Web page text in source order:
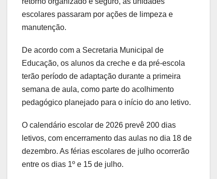
escolares passaram por ações de limpeza e
manutenção.
De acordo com a Secretaria Municipal de
Educação, os alunos da creche e da pré-escola
terão período de adaptação durante a primeira
semana de aula, como parte do acolhimento
pedagógico planejado para o início do ano letivo.
O calendário escolar de 2026 prevê 200 dias
letivos, com encerramento das aulas no dia 18 de
dezembro. As férias escolares de julho ocorrerão
entre os dias 1º e 15 de julho.